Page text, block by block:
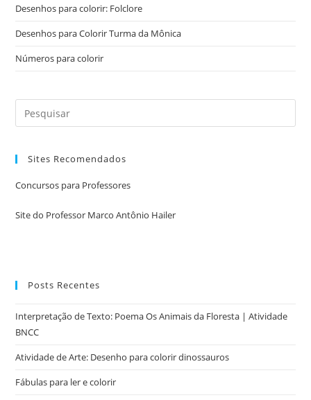
Desenhos para colorir: Folclore
Desenhos para Colorir Turma da Mônica
Números para colorir
Sites Recomendados
Concursos para Professores
Site do Professor Marco Antônio Hailer
Posts Recentes
Interpretação de Texto: Poema Os Animais da Floresta | Atividade
BNCC
Atividade de Arte: Desenho para colorir dinossauros
Fábulas para ler e colorir